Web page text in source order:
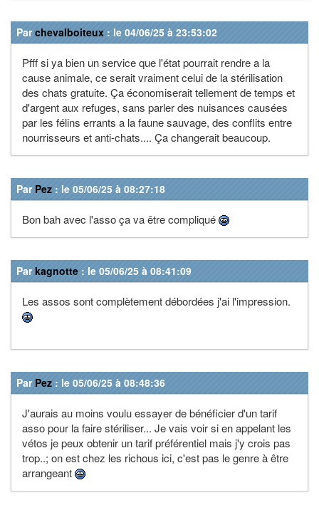
Parchevalboiteux : le 04/06/25 à 23:53:02
Pfff si ya bien un service que l'état pourrait rendre a la
cause animale, ce serait vraiment celui de la stérilisation
des chats gratuite. Ça économiserait tellement de temps et
d'argent aux refuges, sans parler des nuisances causées
par les félins errants a la faune sauvage, des conflits entre
nourrisseurs et anti-chats.... Ça changerait beaucoup.
Par Pez : le 05/06/25 à 08:27:18
Bon bah avec l'asso ça va être compliqué
Parkagnotte : le 05/06/25 à 08:41:09
Les assos sont complètement débordées j'ai l'impression.
Par Pez : le 05/06/25 à 08:48:36
J'aurais au moins voulu essayer de bénéficier d'un tarif
asso pour la faire stériliser... Je vais voir si en appelant les
vétos je peux obtenir un tarif préférentiel mais j'y crois pas
trop..; on est chez les richous ici, c'est pas le genre à être
arrangeant